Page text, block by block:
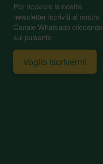
Per ricevere la nostra
newsletter iscriviti al nostro
Canale Whatsapp cliccando
sul pulsante
Voglio iscrivermi